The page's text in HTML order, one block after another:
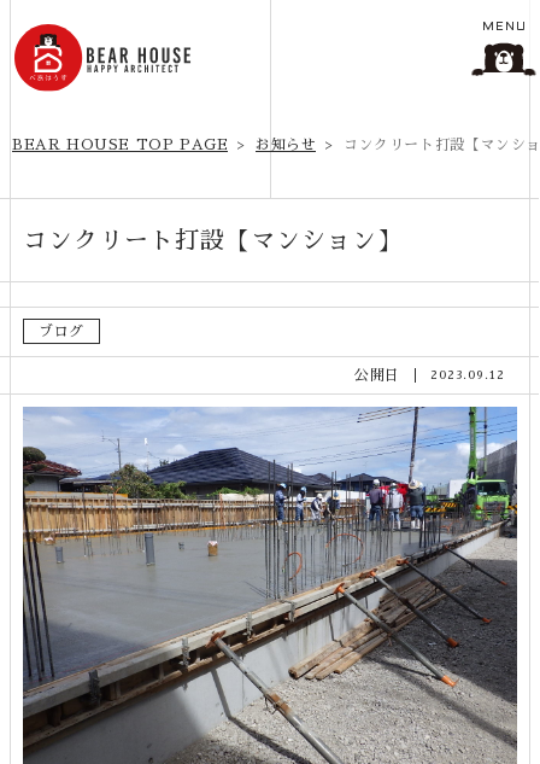
MENU
BEAR HOUSE TOP PAGE お知らせ コンクリート打設【マンシ
コンクリート打設【マンション】
ブログ
公開日 2023.09.12